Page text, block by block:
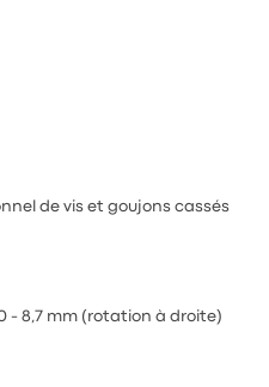
de vis et goujons cassés
- 8,7 mm (rotation à droite)